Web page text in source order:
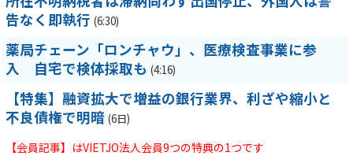
告なく即執行 (6:30)
薬局チェーン「ロンチャウ」、医療検査事業に参
入 自宅で検体採取も (4:16)
【特集】融資拡大で増益の銀行業界、利ざや縮小と
不良債権で明暗 (6日)
【会員記事】はVIETJO法人会員9つの特典の1つです